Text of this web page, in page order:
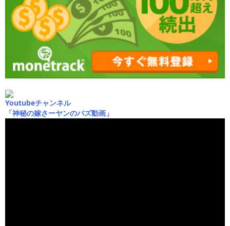
Youtubeチャンネル
「神秘の嫁さーヤンのバズ動画」